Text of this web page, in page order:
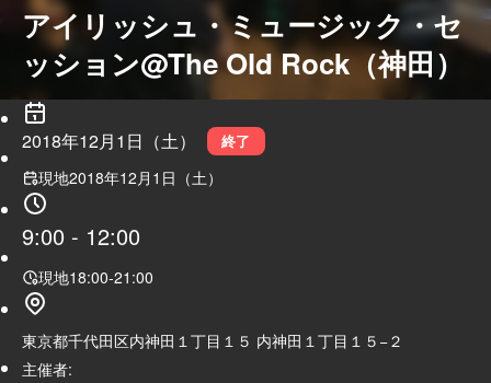
アイリッシュ・ミュージック・セ
ッション@The Old Rock（神田）
2018年12月1日（土） 終了
現地2018年12月1日（土）
9:00 - 12:00
現地18:00-21:00
東京都千代田区内神田１丁目１５ 内神田１丁目１５−２
主催者: